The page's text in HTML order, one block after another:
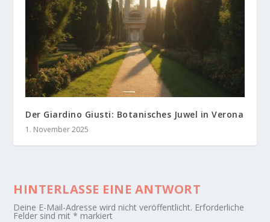
Der Giardino Giusti: Botanisches Juwel in Verona
1. November 2025
HINTERLASSE EINE ANTWORT
Deine E-Mail-Adresse wird nicht veröffentlicht. Erforderliche
Felder sind mit* markiert